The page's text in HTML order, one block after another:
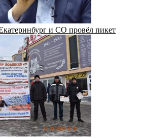
и СО провёл пикет